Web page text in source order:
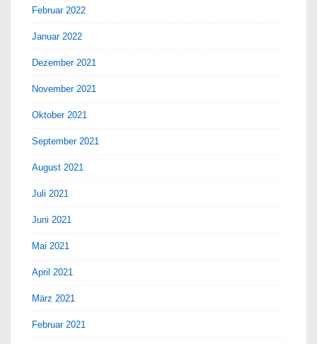
Februar 2022
Januar 2022
Dezember 2021
November 2021
Oktober 2021
September 2021
August 2021
Juli 2021
Juni 2021
Mai 2021
April 2021
März 2021
Februar 2021